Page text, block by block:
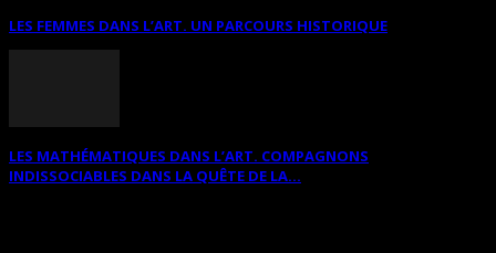
LES FEMMES DANS L’ART. UN PARCOURS HISTORIQUE
LES MATHÉMATIQUES DANS L’ART. COMPAGNONS
INDISSOCIABLES DANS LA QUÊTE DE LA...